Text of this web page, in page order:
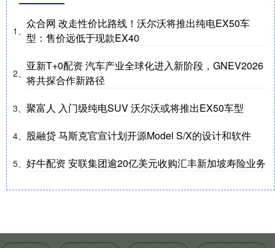
1、
众合网 改走性价比路线！沃尔沃将推出纯电EX50车
型：售价远低于现款EX40
2、
亚新T+0配资 汽车产业全球化进入新阶段，GNEV2026
将共探合作新路径
3、 聚富人 入门级纯电SUV 沃尔沃或将推出EX50车型
4、 股融贷 马斯克官宣计划开源Model S/X的设计和软件
5、 好牛配资 安联集团逾20亿美元收购汇丰新加坡寿险业务